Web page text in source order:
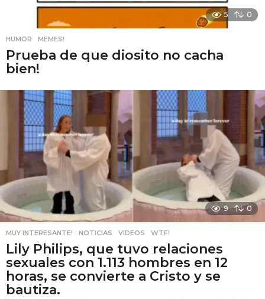
5 0
HUMOR ,MEMES!
Prueba de que diosito no cacha
bien!
9 0
MUY INTERESANTE! ,NOTICIAS ,VIDEOS ,WTF!
Lily Philips, que tuvo relaciones
sexuales con 1.113 hombres en 12
horas, se convierte a Cristo y se
bautiza.